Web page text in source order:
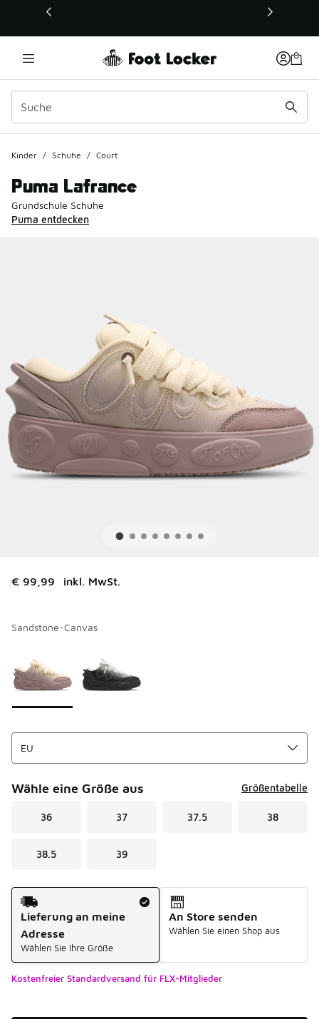
Dieser Link öffnet sich in einem neuen Fenster
Kinder / Schuhe / Court
Puma Lafrance
Grundschule Schuhe
Puma entdecken
€ 99,99 inkl. MwSt.
Sandstone-Canvas
Wähle eine Größe aus Größentabelle
36 37 37.5 38
38.5 39
Versandart
Lieferung an meine
Adresse
Wählen Sie Ihre Größe
An Store senden
Wählen Sie einen Shop aus
Kostenfreier Standardversand für FLX-Mitglieder